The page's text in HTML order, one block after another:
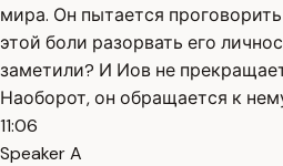
мира. Он пытается
этой боли разорвать его
заметили? И Иов не
Наоборот, он обращается к
11:06
Speaker A